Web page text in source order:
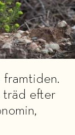
träd efter